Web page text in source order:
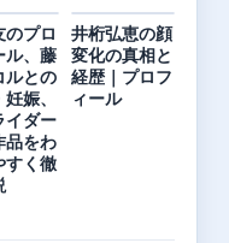
のプロ
ル、藤
ルとの
娠、
イダー
品をわ
すく徹
井桁弘恵の顔
変化の真相と
経歴｜プロフ
ィール